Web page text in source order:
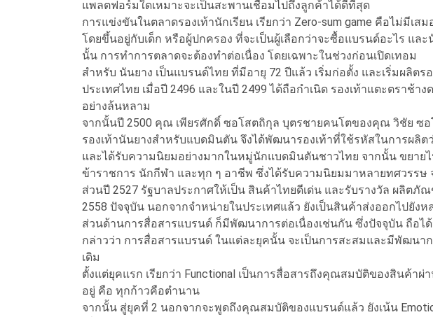
แพลตฟอร์มใดเหมาะจะเป็นสะพานเชื่อมไปถึงลูกค้าได้ดีที่สุด
การแข่งขันในตลาดรองเท้านักเรียน เรียกว่า Zero-sum game คือไม่มีเ
โดยขึ้นอยู่กับเด็ก หรือผู้ปกครอง ที่จะเป็นผู้เลือกว่าจะซื้อแบรนด์อะไร แล
นั้น การทำการตลาดจะต้องทำต่อเนื่อง โดยเฉพาะในช่วงก่อนเปิดเทอม
สำหรับ นันยาง เป็นแบรนด์ไทย ที่มีอายุ 72 ปีแล้ว เริ่มก่อตั้ง และเริ่มผลิตร
ประเทศไทย เมื่อปี 2496 และในปี 2499 ได้ถือกำเนิด รองเท้าแตะตราช้า
อย่างล้นหลาม
จากนั้นปี 2500 คุณ เพียรศักดิ์ ซอโสตถิกุล บุตรชายคนโตของคุณ วิชัย ซอ
รองเท้านันยางสำหรับแบดมินตัน จึงได้พัฒนารองเท้าที่ใช้รหัสในการผลิตว่
และได้รับความนิยมอย่างมากในหมู่นักแบดมินตันชาวไทย จากนั้น ขยาย
ข้าราชการ นักกีฬา และทุก ๆ อาชีพ ซึ่งได้รับความนิยมมาหลายทศวรรษ
ส่วนปี 2527 รัฐบาลประกาศให้เป็น สินค้าไทยดีเด่น และรับรางวัล ผลิตภั
2558 ปัจจุบัน นอกจากจำหน่ายในประเทศแล้ว ยังเป็นสินค้าส่งออกไปยังห
ส่วนด้านการสื่อสารแบรนด์ ก็มีพัฒนาการต่อเนื่องเช่นกัน ซึ่งปัจจุบัน ถือไ
กล่าวว่า การสื่อสารแบรนด์ ในแต่ละยุคนั้น จะเป็นการสะสมและมีพัฒนา
เดิม
ตั้งแต่ยุคแรก เรียกว่า Functional เป็นการสื่อสารถึงคุณสมบัติของสินค้าผ่
อยู่ คือ ทุกก้าวคือตำนาน
จากนั้น สู่ยุคที่ 2 นอกจากจะพูดถึงคุณสมบัติของแบรนด์แล้ว ยังเน้น